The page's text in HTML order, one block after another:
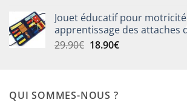
Jouet éducatif pour
apprentissage des attaches
29.90€ Le
29.90€.
18.90€Le
QUI SOMMES-NOUS ?